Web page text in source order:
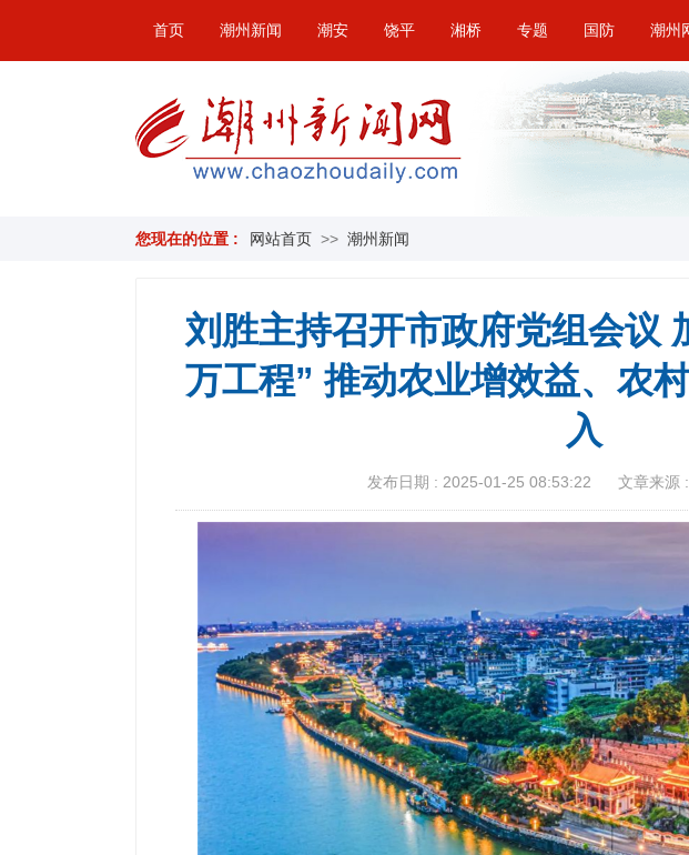
首页 潮州新闻 潮安 饶平 湘桥 专题 国防 潮州
您现在的位置 : 网站首页 >> 潮州新闻
刘胜主持召开市政府党组会议
万工程” 推动农业增效益、农
入
发布日期 : 2025-01-25 08:53:22 文章来源